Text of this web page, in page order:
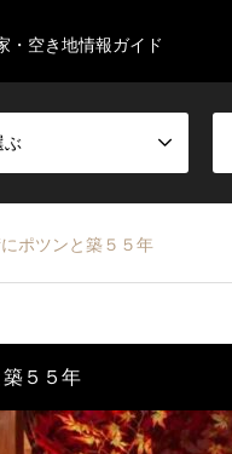
・空き地情報ガイド
ぶ
ポツンと築５５年
５５年